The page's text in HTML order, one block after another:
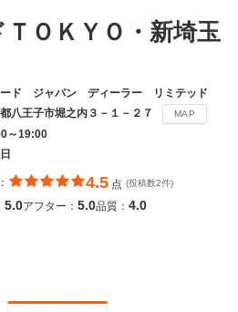
ＴＯＫＹＯ・新埼
ード ジャパン ディーラー リミテッド
八王子市堀之内３－１－２７ MAP
～19:00
4.5 点 (投稿数2件)
5.0アフター： 5.0品質： 4.0